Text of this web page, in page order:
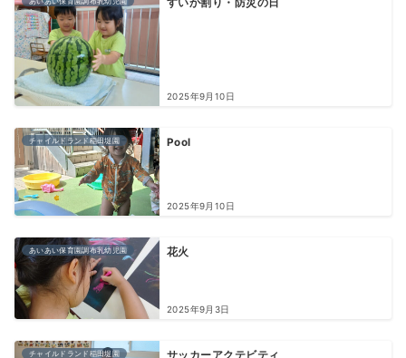
すいか割り・防災の日
2025年9月10日
チャイルドランド稲田堤園 Pool
2025年9月10日
あいあい保育園調布乳幼児園 花火
2025年9月3日
チャイルドランド稲田堤園 サッカーアクテビティ